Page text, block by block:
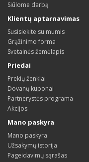
Siūlome darbą
Klientų aptarnavimas
Susisiekite su mumis
Grąžinimo forma
Svetainės žemėlapis
Priedai
Prekių ženklai
Dovanų kuponai
Partnerystės programa
Akcijos
Mano paskyra
Mano paskyra
Užsakymų istorija
Pageidavimų sąrašas